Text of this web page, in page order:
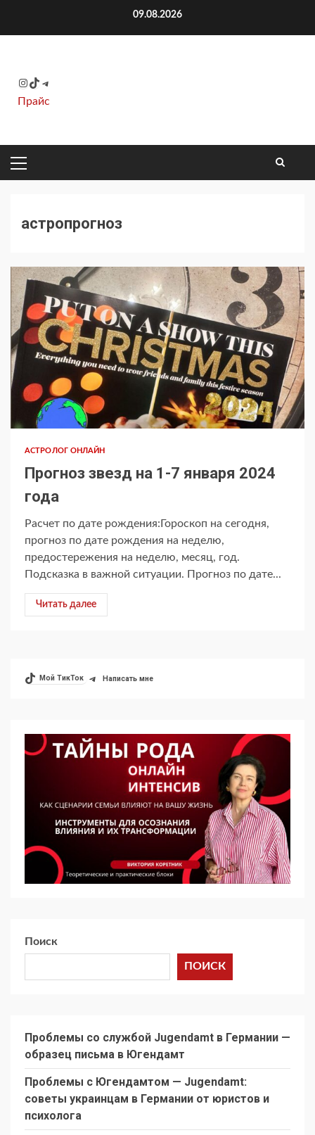
09.08.2026
Instagram
TikTok
Telegram
Прайс
ОСНОВНОЕ
МЕНЮ
астропрогноз
АСТРОЛОГ ОНЛАЙН
Прогноз звезд на 1-7 января 2024
года
Расчет по дате рождения:Гороскоп на сегодня,
прогноз по дате рождения на неделю,
предостережения на неделю, месяц, год.
Подсказка в важной ситуации. Прогноз по дате...
Читать далее
Мой ТикТок Написать мне
Поиск
ПОИСК
Проблемы со службой Jugendamt в Германии —
образец письма в Югендамт
Проблемы с Югендамтом — Jugendamt:
советы украинцам в Германии от юристов и
психолога